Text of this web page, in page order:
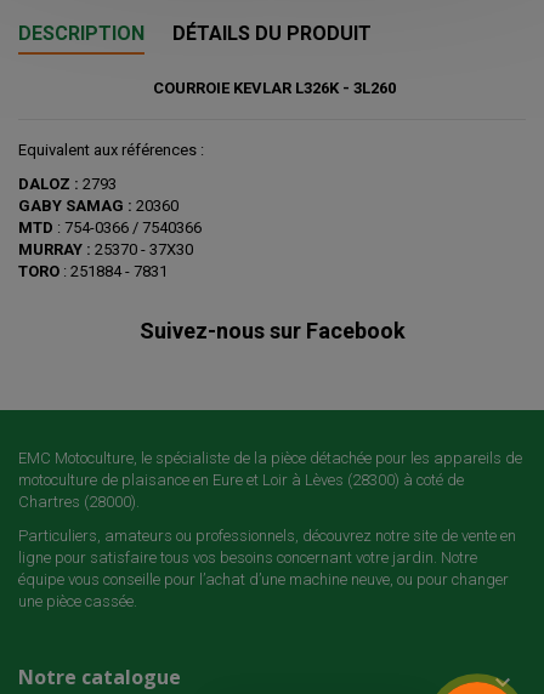
DESCRIPTION DÉTAILS DU PRODUIT
COURROIE KEVLAR L326K - 3L260
Equivalent aux références :
DALOZ : 2793
GABY SAMAG : 20360
MTD : 754-0366 / 7540366
MURRAY : 25370 - 37X30
TORO : 251884 - 7831
Suivez-nous sur Facebook
EMC Motoculture, le spécialiste de la pièce détachée pour les appareils de
motoculture de plaisance en Eure et Loir à Lèves (28300) à coté de
Chartres (28000).
Particuliers, amateurs ou professionnels, découvrez notre site de vente en
ligne pour satisfaire tous vos besoins concernant votre jardin. Notre
équipe vous conseille pour l’achat d’une machine neuve, ou pour changer
une pièce cassée.
Notre catalogue 